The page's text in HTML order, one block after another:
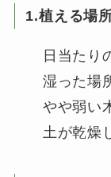
1.植える場
日当たり
湿った場
やや弱い
土が乾燥